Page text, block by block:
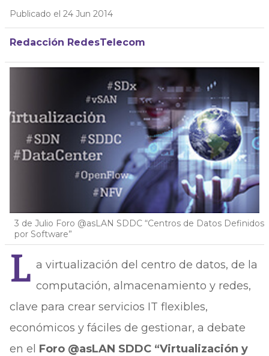
Publicado el 24 Jun 2014
Redacción RedesTelecom
3 de Julio Foro @asLAN SDDC “Centros de Datos Definidos
por Software”
L a virtualización del centro de datos, de la
computación, almacenamiento y redes,
clave para crear servicios IT flexibles,
económicos y fáciles de gestionar, a debate
en el Foro @asLAN SDDC “Virtualización y